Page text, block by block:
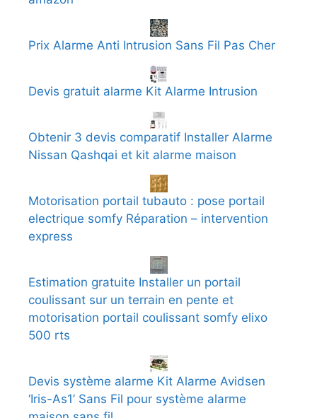
Prix Alarme Anti Intrusion Sans Fil Pas Cher
Devis gratuit alarme Kit Alarme Intrusion
Obtenir 3 devis comparatif Installer Alarme
Nissan Qashqai et kit alarme maison
Motorisation portail tubauto : pose portail
electrique somfy Réparation – intervention
express
Estimation gratuite Installer un portail
coulissant sur un terrain en pente et
motorisation portail coulissant somfy elixo
500 rts
Devis système alarme Kit Alarme Avidsen
‘Iris-As1’ Sans Fil pour système alarme